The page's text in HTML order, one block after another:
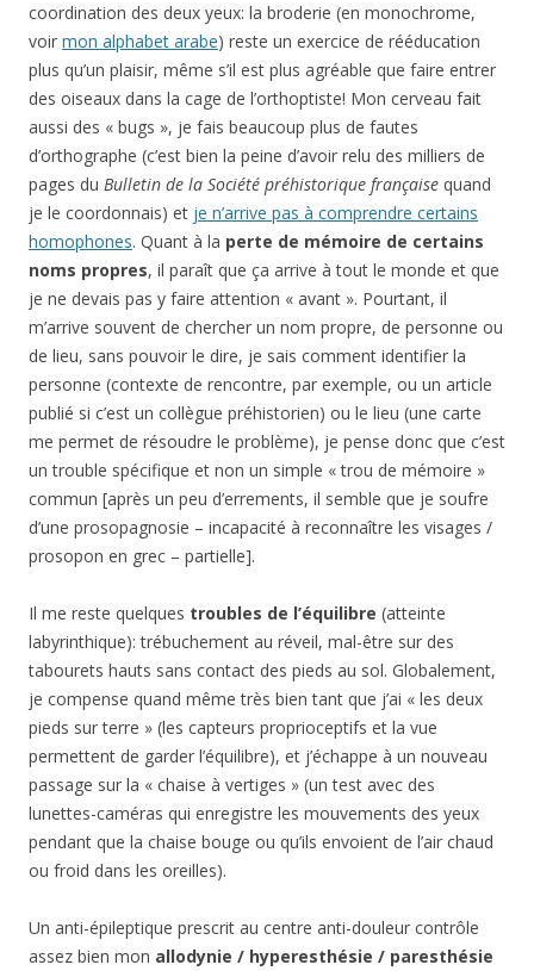
coordination des deux yeux: la broderie (en monochrome,
voir mon alphabet arabe) reste un exercice de rééducation
plus qu’un plaisir, même s’il est plus agréable que faire entrer
des oiseaux dans la cage de l’orthoptiste! Mon cerveau fait
aussi des « bugs », je fais beaucoup plus de fautes
d’orthographe (c’est bien la peine d’avoir relu des milliers de
pages du Bulletin de la Société préhistorique française quand
je le coordonnais) et je n’arrive pas à comprendre certains
homophones. Quant à la perte de mémoire de certains
noms propres, il paraît que ça arrive à tout le monde et que
je ne devais pas y faire attention « avant ». Pourtant, il
m’arrive souvent de chercher un nom propre, de personne ou
de lieu, sans pouvoir le dire, je sais comment identifier la
personne (contexte de rencontre, par exemple, ou un article
publié si c’est un collègue préhistorien) ou le lieu (une carte
me permet de résoudre le problème), je pense donc que c’est
un trouble spécifique et non un simple « trou de mémoire »
commun [après un peu d’errements, il semble que je soufre
d’une prosopagnosie – incapacité à reconnaître les visages /
prosopon en grec – partielle].
Il me reste quelques troubles de l’équilibre (atteinte
labyrinthique): trébuchement au réveil, mal-être sur des
tabourets hauts sans contact des pieds au sol. Globalement,
je compense quand même très bien tant que j’ai « les deux
pieds sur terre » (les capteurs proprioceptifs et la vue
permettent de garder l’équilibre), et j’échappe à un nouveau
passage sur la « chaise à vertiges » (un test avec des
lunettes-caméras qui enregistre les mouvements des yeux
pendant que la chaise bouge ou qu’ils envoient de l’air chaud
ou froid dans les oreilles).
Un anti-épileptique prescrit au centre anti-douleur contrôle
assez bien mon allodynie / hyperesthésie / paresthésie